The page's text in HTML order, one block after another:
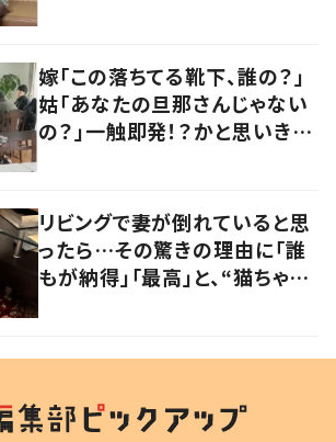
嫁「この落ちてる靴下、誰の？」
姑「あなたの旦那さんじゃない
の？」一触即発！？かと思いき
リビングで妻が倒れていると思
ったら…その驚きの理由に「誰
もが納得」「最高」と、“猫ちゃん